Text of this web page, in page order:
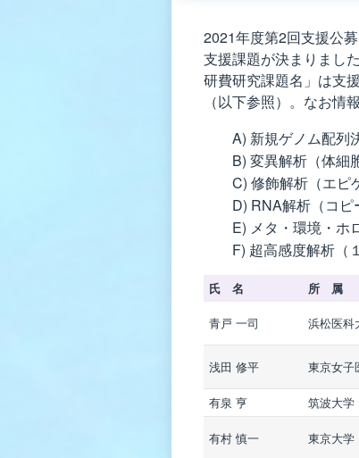
2021年度第2回支援公
支援課題が決まりまし
研費研究課題名」は支
（以下参照）。なお情
A) 新規ゲノム配列決
B) 変異解析（体細胞
C) 修飾解析（エピゲ
D) RNA解析（コピ
E) メタ・環境・ホロ
F) 超高感度解析（１
氏 名 所 属
青戸 一司 浜松医科
浅田 修平 東京女子
有泉 亨 筑波大学
有村 慎一 東京大学